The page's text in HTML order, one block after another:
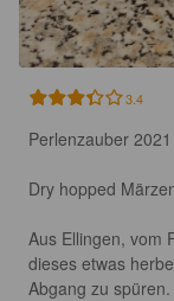
3.4
Perlenzauber
Dry hopped
Aus Ellingen, vom
dieses etwas
Abgang zu spüren.